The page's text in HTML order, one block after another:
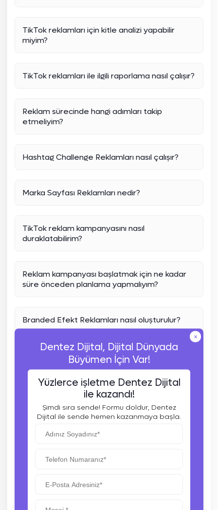
TikTok reklamları için kitle analizi yapabilir
miyim?
TikTok reklamları ile ilgili raporlama nasıl çalışır?
Reklam sürecinde hangi adımları takip
etmeliyim?
Hashtag Challenge Reklamları nasıl çalışır?
Marka Sayfası Reklamları nedir?
TikTok reklam kampanyasını nasıl
duraklatabilirim?
Reklam kampanyası başlatmak için ne kadar
süre önceden planlama yapmalıyım?
Branded Efekt Reklamları nasıl oluşturulur?
Reklam başvurusu yaparken nelere dikkat
kadar sürer?
TikTok reklam kampanyası için hedefleme
×
Dentez Dijital, Dijital Dünyada
Büyümen İçin Var!
Yüzlerce işletme Dentez Dijital
ile kazandı!
Şimdi sıra sende! Formu doldur, Dentez
Dijital ile sende hemen kazanmaya başla.